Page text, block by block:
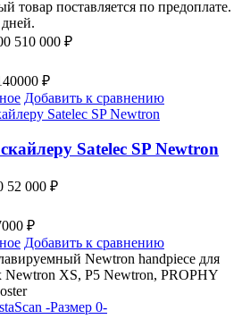
товар поставляется по предоплате.
510 000 ₽
₽
Добавить к сравнению
Satelec SP Newtron
52 000 ₽
₽
Добавить к сравнению
Newtron handpiece для
Newtron XS, P5 Newtron, PROPHY